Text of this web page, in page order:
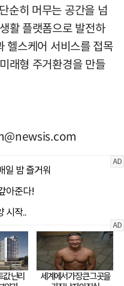
순히 머무는 공간을 넘
활 플랫폼으로 발전하
헬스케어 서비스를 접목
래형 주거환경을 만들